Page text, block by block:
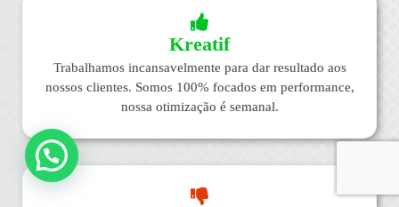
Kreatif
Trabalhamos incansavelmente para dar resultado aos
nossos clientes. Somos 100% focados em performance,
nossa otimização é semanal.